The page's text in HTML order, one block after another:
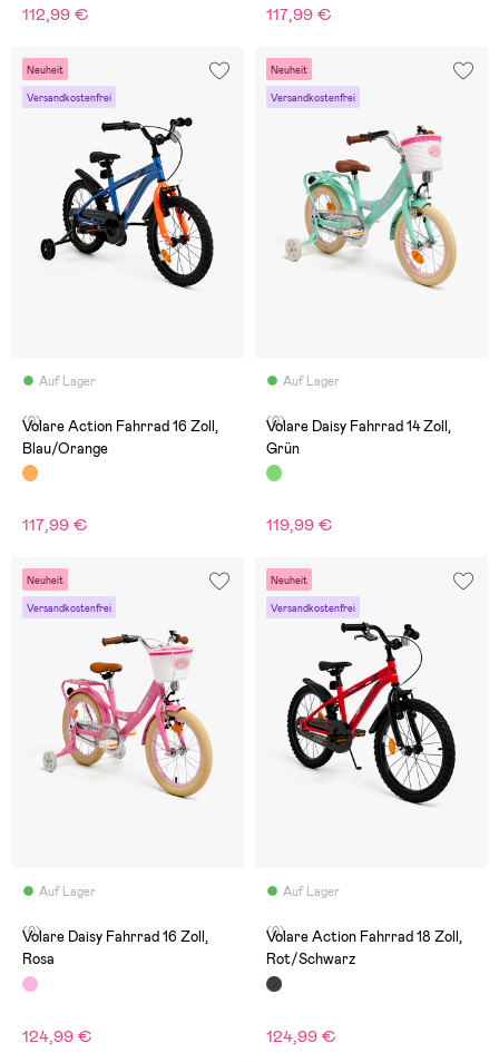
112,99 € 117,99 €
Neuheit
Versandkostenfrei
Auf Lager
(0)
Volare Action Fahrrad 16 Zoll,
Blau/Orange
117,99 €
Neuheit
Versandkostenfrei
Auf Lager
(0)
Volare Daisy Fahrrad 14 Zoll,
Grün
119,99 €
Neuheit
Versandkostenfrei
Auf Lager
(0)
Volare Daisy Fahrrad 16 Zoll,
Rosa
124,99 €
Neuheit
Versandkostenfrei
Auf Lager
(0)
Volare Action Fahrrad 18 Zoll,
Rot/Schwarz
124,99 €